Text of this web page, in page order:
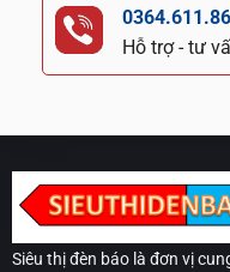
Hỗ trợ - tư
Siêu thị đèn báo là đơn vị